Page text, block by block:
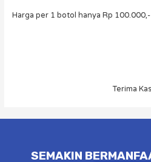
Harga per 1 botol hanya Rp 100.000,-
Terima
SEMAKIN